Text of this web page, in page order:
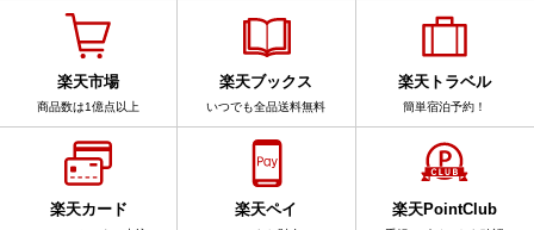
楽天市場
商品数は1億点以上
楽天ブックス
いつでも全品送料無料
楽天トラベル
簡単宿泊予約！
楽天カード 楽天ペイ 楽天PointClub